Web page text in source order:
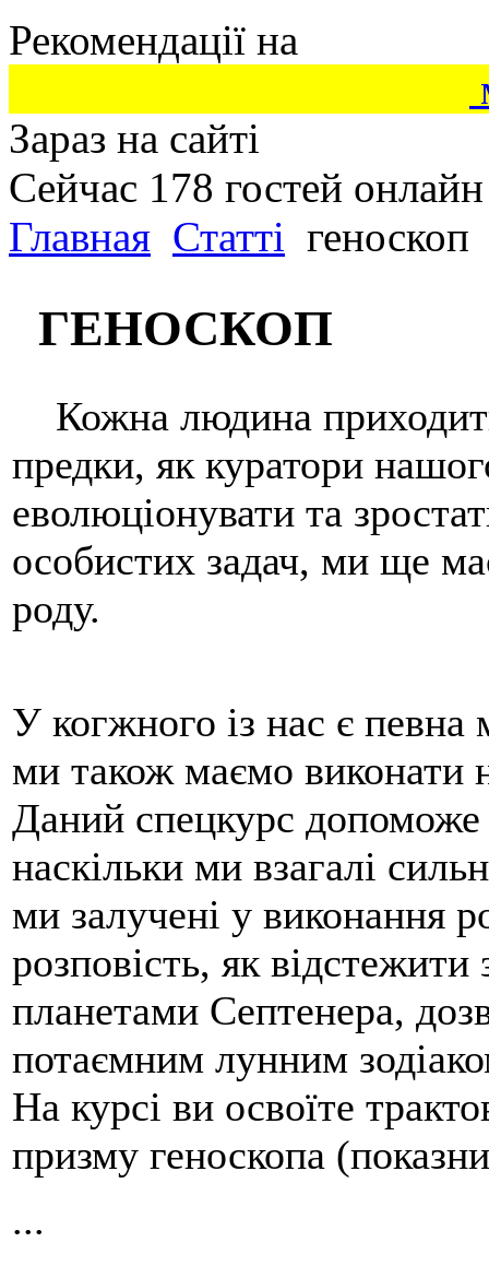
Рекомендації на
Зараз на сайті
Сейчас 178 гостей онлайн
Главная Статті геноскоп
ГЕНОСКОП
Кожна людина
предки, як куратори
еволюціонувати та
особистих задач, ми ще
роду.
У когжного із нас є певна
ми також маємо виконати
Даний спецкурс допоможе
наскільки ми взагалі
ми залучені у виконання
розповість, як відстежити
планетами Септенера,
потаємним лунним
На курсі ви освоїте
призму геноскопа
...